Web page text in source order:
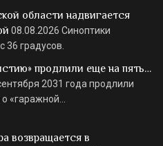
области надвигается
08.08.2026 Синоптики
градусов.
продлили еще на пять…
2031 года продлили
о «гаражной…
возвращается в